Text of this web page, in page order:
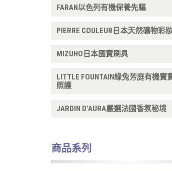
FARAN以色列有機保養先驅
PIERRE COULEUR日本天然礦物彩
MIZUHO日本國寶刷具
LITTLE FOUNTAIN綠兔芳庭有機寶
照護
JARDIN D’AURA嚴選法國香氛秘境
商品系列